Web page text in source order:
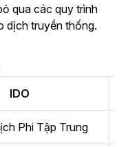
qua các quy trình
dịch truyền thống.
IDO
Phi Tập Trung